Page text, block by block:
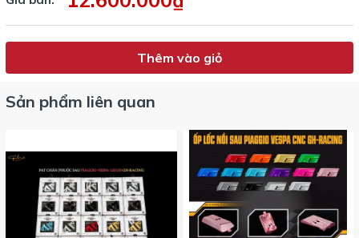
Thêm vào giỏ
Sản phẩm liên quan